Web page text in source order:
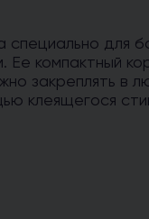
специально для
компактный
закреплять в
клеящегося